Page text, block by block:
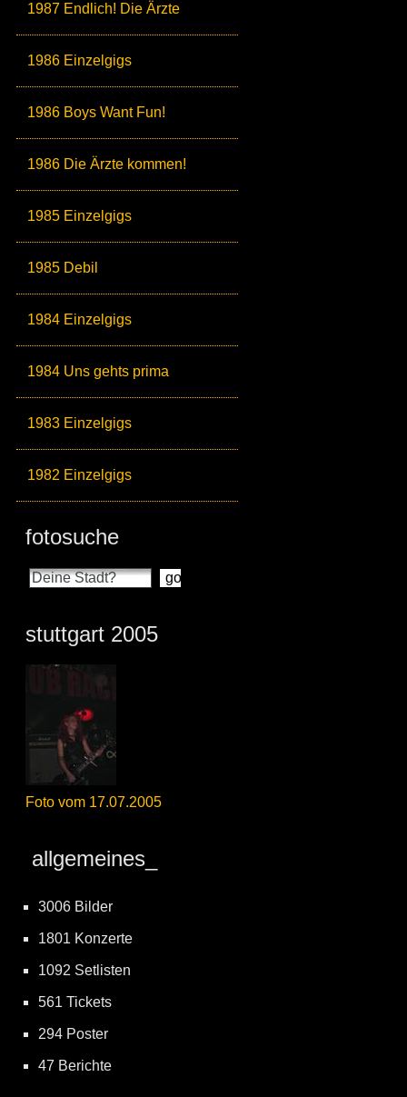
1987 Endlich! Die Ärzte
1986 Einzelgigs
1986 Boys Want Fun!
1986 Die Ärzte kommen!
1985 Einzelgigs
1985 Debil
1984 Einzelgigs
1984 Uns gehts prima
1983 Einzelgigs
1982 Einzelgigs
fotosuche
stuttgart 2005
Foto vom 17.07.2005
allgemeines_
3006 Bilder
1801 Konzerte
1092 Setlisten
561 Tickets
294 Poster
47 Berichte